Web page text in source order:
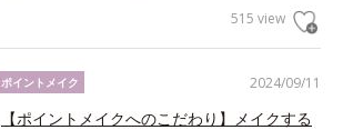
515 view
2024/09/11
ポイントメイク
【ポイントメイクへのこだわり】メイクする